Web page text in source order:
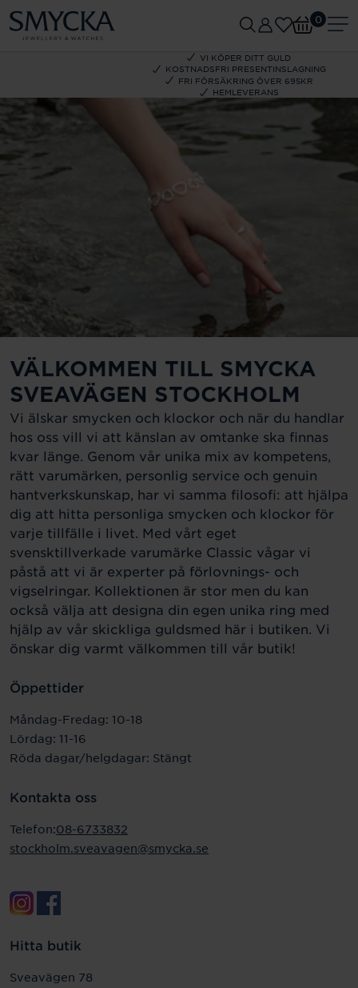
VI KÖPER DITT GULD
KOSTNADSFRI PRESENTINSLAGNING
FRI FÖRSÄKRING ÖVER 695KR
HEMLEVERANS
0
VÄLKOMMEN TILL SMYCKA
SVEAVÄGEN STOCKHOLM
Vi älskar smycken och klockor och när du handlar
hos oss vill vi att känslan av omtanke ska finnas
kvar länge. Genom vår unika mix av kompetens,
rätt varumärken, personlig service och genuin
hantverkskunskap, har vi samma filosofi: att hjälpa
dig att hitta personliga smycken och klockor för
varje tillfälle i livet. Med vårt eget
svensktillverkade varumärke Classic vågar vi
påstå att vi är experter på förlovnings- och
vigselringar. Kollektionen är stor men du kan
också välja att designa din egen unika ring med
hjälp av vår skickliga guldsmed här i butiken. Vi
önskar dig varmt välkommen till vår butik!
Öppettider
Måndag-Fredag: 10-18
Lördag: 11-16
Röda dagar/helgdagar: Stängt
Kontakta oss
Telefon:08-6733832
stockholm.sveavagen@smycka.se
Hitta butik
Sveavägen 78